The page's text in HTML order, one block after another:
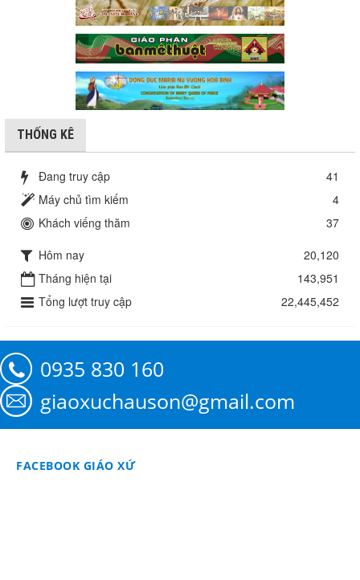
THỐNG KÊ
Đang truy cập
41
Máy chủ tìm kiếm
4
Khách viếng thăm
37
Hôm nay
20,120
Tháng hiện tại
143,951
Tổng lượt truy cập
22,445,452
0935 830 160
giaoxuchauson@gmail.com
FACEBOOK GIÁO XỨ